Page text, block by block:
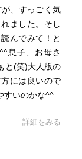
、すっごく気
ました。そし
んでみて！と
息子、お母さ
と(笑)大人版の
には良いので
すいのかな^^
詳細をみる